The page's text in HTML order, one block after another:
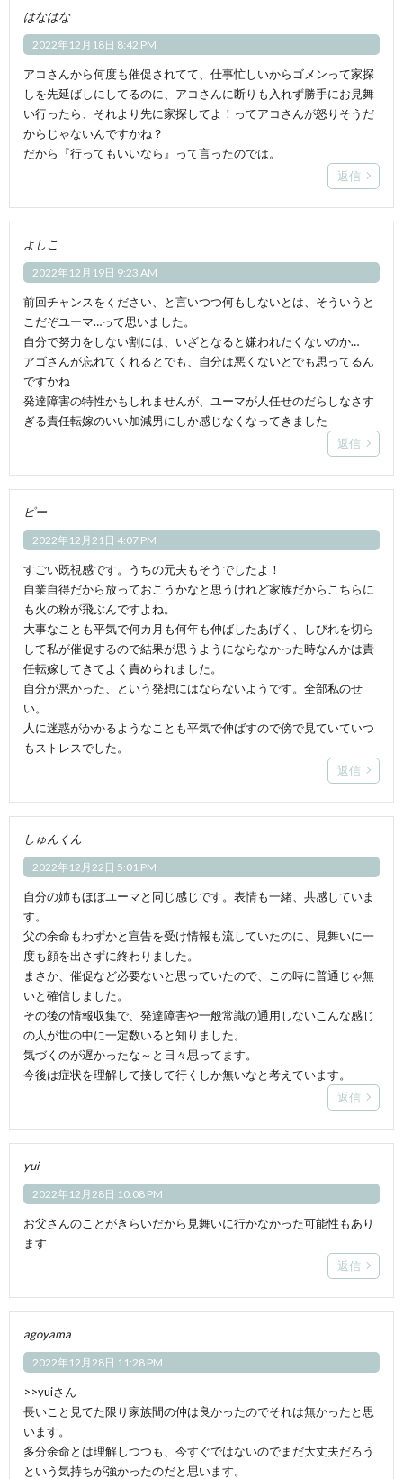
はなはな
2022年12月18日 8:42 PM
アコさんから何度も催促されてて、仕事忙しいからゴメンって家探
しを先延ばしにしてるのに、アコさんに断りも入れず勝手にお見舞
い行ったら、それより先に家探してよ！ってアコさんが怒りそうだ
からじゃないんですかね？
だから『行ってもいいなら』って言ったのでは。
返信
よしこ
2022年12月19日 9:23 AM
前回チャンスをください、と言いつつ何もしないとは、そういうと
こだぞユーマ…って思いました。
自分で努力をしない割には、いざとなると嫌われたくないのか…
アゴさんが忘れてくれるとでも、自分は悪くないとでも思ってるん
ですかね
発達障害の特性かもしれませんが、ユーマが人任せのだらしなさす
ぎる責任転嫁のいい加減男にしか感じなくなってきました
返信
ピー
2022年12月21日 4:07 PM
すごい既視感です。うちの元夫もそうでしたよ！
自業自得だから放っておこうかなと思うけれど家族だからこちらに
も火の粉が飛ぶんですよね。
大事なことも平気で何カ月も何年も伸ばしたあげく、しびれを切ら
して私が催促するので結果が思うようにならなかった時なんかは責
任転嫁してきてよく責められました。
自分が悪かった、という発想にはならないようです。全部私のせ
い。
人に迷惑がかかるようなことも平気で伸ばすので傍で見ていていつ
もストレスでした。
返信
しゅんくん
2022年12月22日 5:01 PM
自分の姉もほぼユーマと同じ感じです。表情も一緒、共感していま
す。
父の余命もわずかと宣告を受け情報も流していたのに、見舞いに一
度も顔を出さずに終わりました。
まさか、催促など必要ないと思っていたので、この時に普通じゃ無
いと確信しました。
その後の情報収集で、発達障害や一般常識の通用しないこんな感じ
の人が世の中に一定数いると知りました。
気づくのが遅かったな～と日々思ってます。
今後は症状を理解して接して行くしか無いなと考えています。
返信
yui
2022年12月28日 10:08 PM
お父さんのことがきらいだから見舞いに行かなかった可能性もあり
ます
返信
agoyama
2022年12月28日 11:28 PM
>>yuiさん
長いこと見てた限り家族間の仲は良かったのでそれは無かったと思
います。
多分余命とは理解しつつも、今すぐではないのでまだ大丈夫だろう
という気持ちが強かったのだと思います。